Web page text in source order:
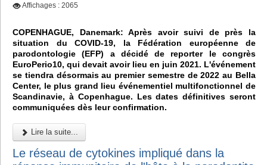
Affichages : 2065
COPENHAGUE, Danemark: Après avoir suivi de près la
situation du COVID-19, la Fédération européenne de
parodontologie (EFP) a décidé de reporter le congrès
EuroPerio10, qui devait avoir lieu en juin 2021. L'événement
se tiendra désormais au premier semestre de 2022 au Bella
Center, le plus grand lieu événementiel multifonctionnel de
Scandinavie, à Copenhague. Les dates définitives seront
communiquées dès leur confirmation.
Lire la suite...
Le réseau de cytokines impliqué dans la